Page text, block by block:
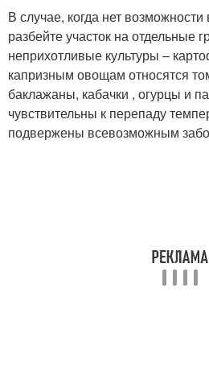
В случае, когда нет
разбейте участок на отдельные
неприхотливые культуры –
капризным овощам относятся
баклажаны, кабачки , огурцы и
чувствительны к перепаду
подвержены всевозможным